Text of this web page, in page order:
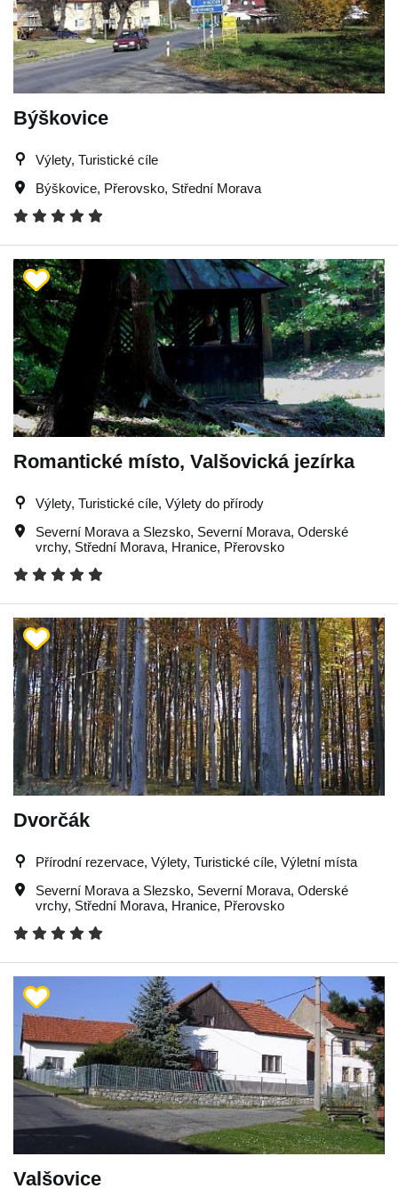
Býškovice
Výlety, Turistické cíle
Býškovice, Přerovsko, Střední Morava
Romantické místo, Valšovická jezírka
Výlety, Turistické cíle, Výlety do přírody
Severní Morava a Slezsko, Severní Morava, Oderské
vrchy, Střední Morava, Hranice, Přerovsko
Dvorčák
Přírodní rezervace, Výlety, Turistické cíle, Výletní místa
Severní Morava a Slezsko, Severní Morava, Oderské
vrchy, Střední Morava, Hranice, Přerovsko
Valšovice